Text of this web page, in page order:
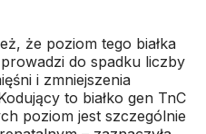
że poziom tego białka
do spadku liczby
i zmniejszenia
to białko gen TnC
poziom jest szczególnie